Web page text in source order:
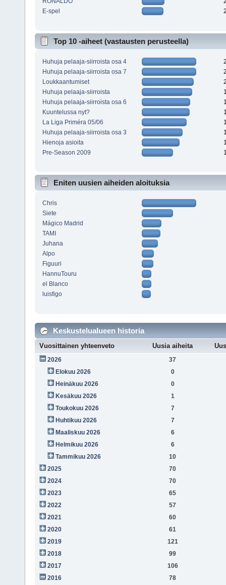
E-spel
Top 10 -aiheet (vastausten perusteella)
Huhuja pelaaja-siirroista osa 4
Huhuja pelaaja-siirroista osa 7
Loukkaantumiset
Huhuja pelaaja-siirroista
Huhuja pelaaja-siirroista osa 6
Kuuntelussa nyt?
La Liga Priméra 05/06
Huhuja pelaaja-siirroista osa 3
Hienoja asioita
Pre-Season 2009
Eniten uusien aiheiden aloituksia
Chris
Siete
Mágico Madrid
TAMI
Juhana
Alpo
Figuuri
HannuTouru
el Blanco
luisfigo
Keskustelualueen historia
Vuosittainen yhteenveto Uusia aiheita
2026
37
Elokuu 2026
0
Heinäkuu 2026
0
Kesäkuu 2026
1
Toukokuu 2026
7
Huhtikuu 2026
7
Maaliskuu 2026
6
Helmikuu 2026
6
Tammikuu 2026
10
2025
70
2024
70
2023
65
2022
57
2021
60
2020
61
2019
121
2018
99
2017
106
2016
78